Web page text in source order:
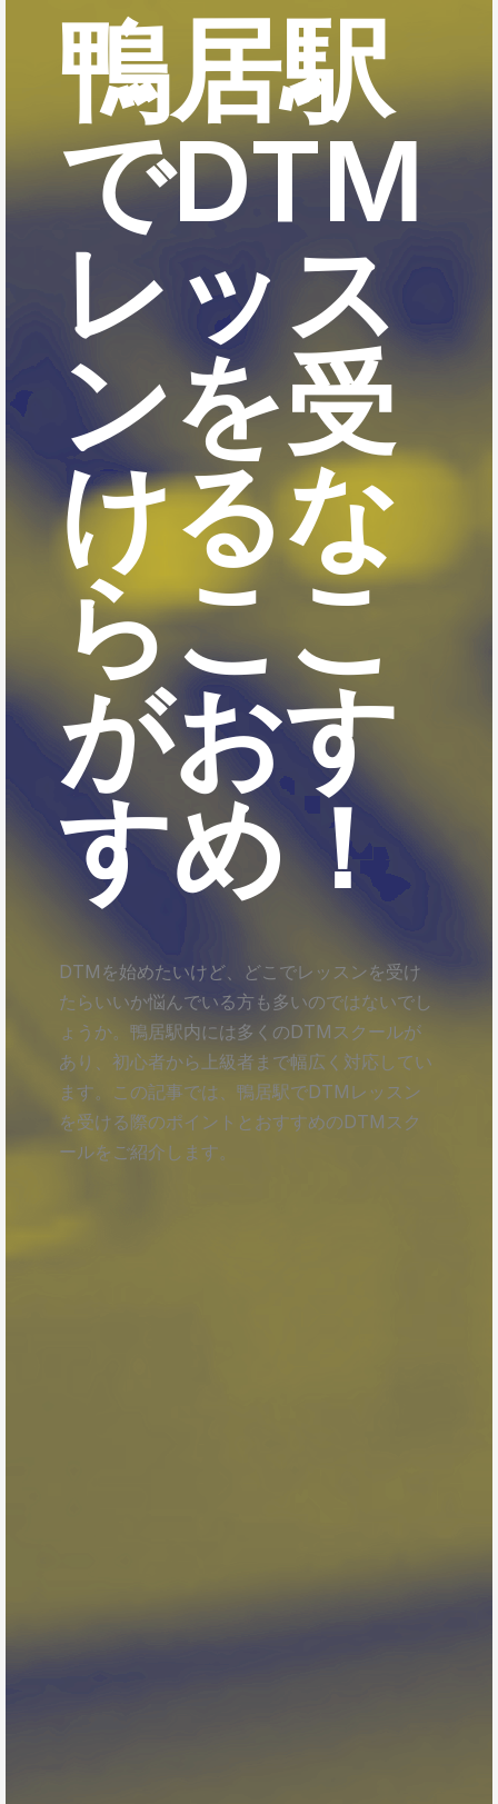
鴨居駅
でDTM
レッス
ンを受
けるな
らここ
がおす
すめ！
DTMを始めたいけど、どこでレッスンを受け
たらいいか悩んでいる方も多いのではないでし
ょうか。鴨居駅内には多くのDTMスクールが
あり、初心者から上級者まで幅広く対応してい
ます。この記事では、鴨居駅でDTMレッスン
を受ける際のポイントとおすすめのDTMスク
ールをご紹介します。